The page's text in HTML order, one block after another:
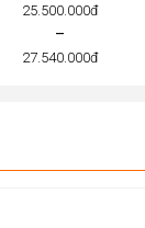
25.500.000đ
–
27.540.000đ
27.540.000đ